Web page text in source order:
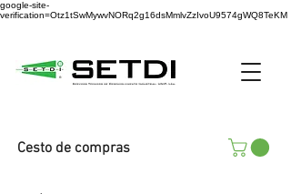
google-site-
verification=Otz1tSwMywvNORq2g16dsMmlvZzIvoU9574gWQ8TeKM
Cesto de compras